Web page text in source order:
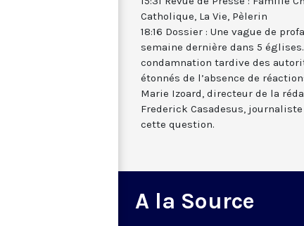
Catholique, La Vie, Pèlerin
18:16 Dossier : Une vague de
semaine dernière dans 5
condamnation tardive des
étonnés de l’absence de
Marie Izoard, directeur de la
Frederick Casadesus,
cette question.
A la Source